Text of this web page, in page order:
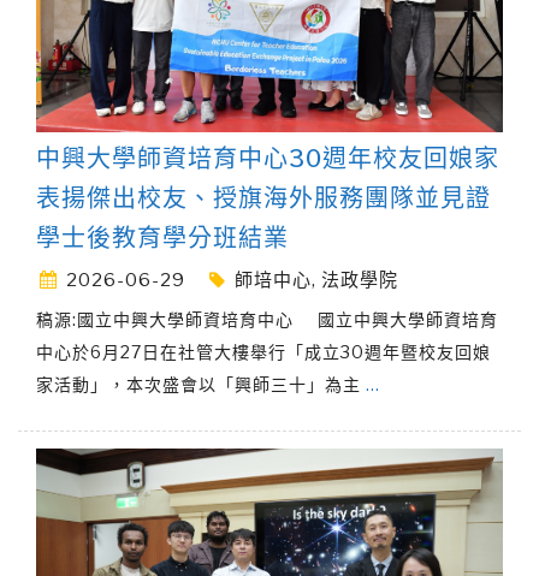
中興大學師資培育中心30週年校友回娘家
表揚傑出校友、授旗海外服務團隊並見證
學士後教育學分班結業
2026-06-29 師培中心, 法政學院
稿源:國立中興大學師資培育中心 國立中興大學師資培育
中心於6月27日在社管大樓舉行「成立30週年暨校友回娘
家活動」，本次盛會以「興師三十」為主 …